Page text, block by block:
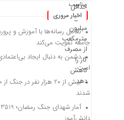
اخبار مروری
تعامل رسانه‌ها با آموزش و
جامعه تقویت می‌کند
دشمن به دنبال ایجاد
است
بیش از 20 هزار نفر در
شدند